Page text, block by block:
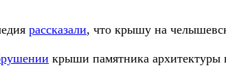
рассказали, что крышу на
крыши памятника